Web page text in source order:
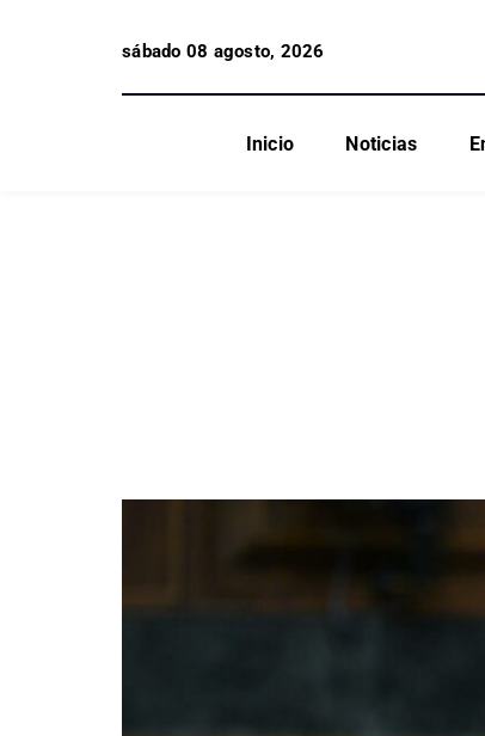
sábado 08 agosto, 2026
Inicio Noticias